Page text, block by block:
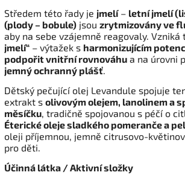
Středem této řady je jmelí– letní jmelí
(plody – bobule) jsou zrytmizovány ve
aby na sebe vzájemně reagovaly. Vzniká
jmelí“ – výtažek s harmonizujícím
podpořit vnitřní rovnováhu a na úrovni
jemný ochranný plášť.
Dětský pečující olej Levandule spojuje
extrakt s olivovým olejem, lanolinem a
měsíčku, tradičně spojovanou s péčí o
Éterické oleje sladkého pomeranče a
oleji příjemnou, jemně citrusovo-
pro děti.
Účinná látka / Aktivní složky